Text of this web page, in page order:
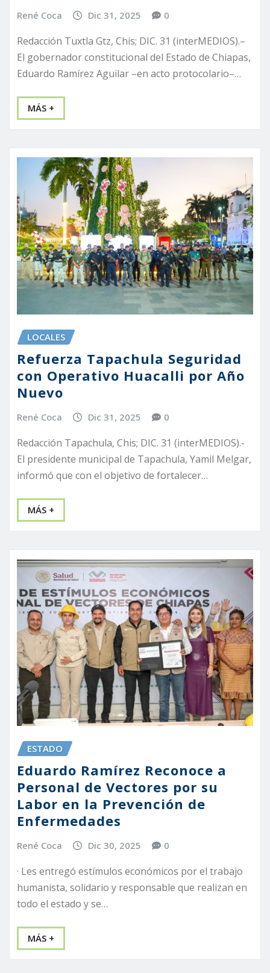
René Coca Dic 31, 2025 0
Redacción Tuxtla Gtz, Chis; DIC. 31 (interMEDIOS).–
El gobernador constitucional del Estado de Chiapas,
Eduardo Ramírez Aguilar –en acto protocolario–…
MÁS +
LOCALES
Refuerza Tapachula Seguridad
con Operativo Huacalli por Año
Nuevo
René Coca Dic 31, 2025 0
Redacción Tapachula, Chis; DIC. 31 (interMEDIOS).-
El presidente municipal de Tapachula, Yamil Melgar,
informó que con el objetivo de fortalecer…
MÁS +
ESTADO
Eduardo Ramírez Reconoce a
Personal de Vectores por su
Labor en la Prevención de
Enfermedades
René Coca Dic 30, 2025 0
· Les entregó estímulos económicos por el trabajo
humanista, solidario y responsable que realizan en
todo el estado y se…
MÁS +